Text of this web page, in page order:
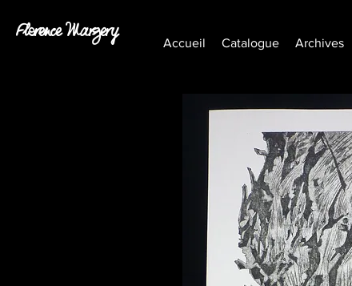
Florence Margery Accueil Catalogue Archives